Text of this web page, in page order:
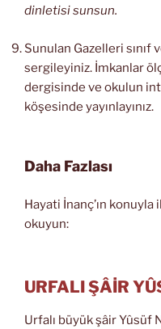
dinletisi sunsun.
Sunulan Gazelleri sınıf
sergileyiniz. İmkanlar
dergisinde ve okulun
köşesinde yayınlayınız.
Daha Fazlası
Hayati İnanç’ın
okuyun:
URFALI ŞÂİR
Urfalı büyük şâir Yûsüf